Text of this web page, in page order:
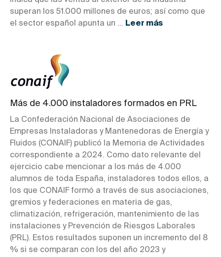
superan los 51.000 millones de euros; así como que
el sector español apunta un ... Leer más
Más de 4.000 instaladores formados en PRL
La Confederación Nacional de Asociaciones de
Empresas Instaladoras y Mantenedoras de Energía y
Fluidos (CONAIF) publicó la Memoria de Actividades
correspondiente a 2024. Como dato relevante del
ejercicio cabe mencionar a los más de 4.000
alumnos de toda España, instaladores todos ellos, a
los que CONAIF formó a través de sus asociaciones,
gremios y federaciones en materia de gas,
climatización, refrigeración, mantenimiento de las
instalaciones y Prevención de Riesgos Laborales
(PRL). Estos resultados suponen un incremento del 8
% si se comparan con los del año 2023 y